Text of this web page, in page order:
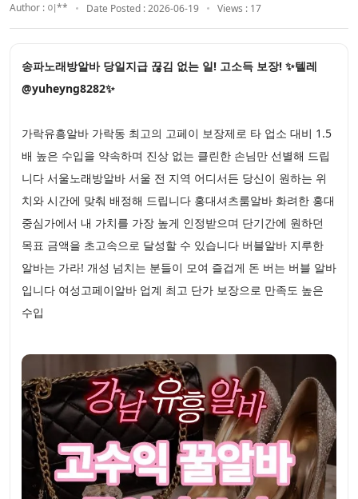
Author : 이** Date Posted : 2026-06-19 Views : 17
송파노래방알바 당일지급 끊김 없는 일! 고소득 보장! ✨텔레
@yuheyng8282✨
가락유흥알바 가락동 최고의 고페이 보장제로 타 업소 대비 1.5
배 높은 수입을 약속하며 진상 없는 클린한 손님만 선별해 드립
니다 서울노래방알바 서울 전 지역 어디서든 당신이 원하는 위
치와 시간에 맞춰 배정해 드립니다 홍대셔츠룸알바 화려한 홍대
중심가에서 내 가치를 가장 높게 인정받으며 단기간에 원하던
목표 금액을 초고속으로 달성할 수 있습니다 버블알바 지루한
알바는 가라! 개성 넘치는 분들이 모여 즐겁게 돈 버는 버블 알바
입니다 여성고페이알바 업계 최고 단가 보장으로 만족도 높은
수입